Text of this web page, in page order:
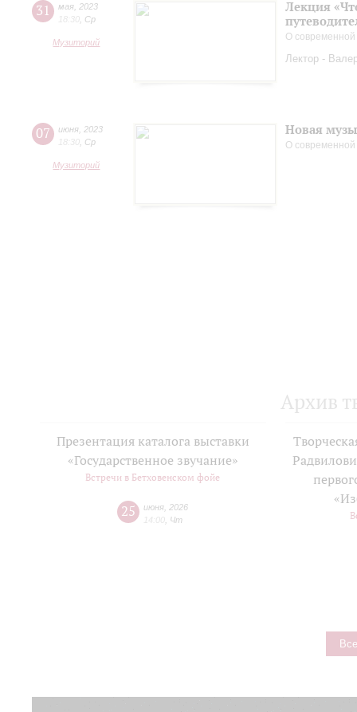
31 мая 2023
18:30 Ср
Музиторий
Лекция
О
Лектор -
07 июня 2023
18:30 Ср
Музиторий
Новая
О
Архив
Презентация каталога выставки
«Государственное звучание»
Встречи в Бетховенском фойе
25 июня 2026
14:00 Чт